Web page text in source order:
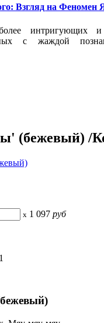
Взгляд на Феномен
интригующих и
с жаждой
(бежевый) /
x 1 097 руб